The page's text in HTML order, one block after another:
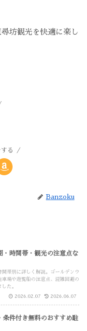
坊観光を快適に楽し
る
Banzoku
・時間帯・観光の注意点な
間帯別に詳しく解説。ゴールデンウ
車場や遊覧船の注意点、混雑回避の
た。
2026.02.07 2026.06.07
条件付き無料のおすすめ駐